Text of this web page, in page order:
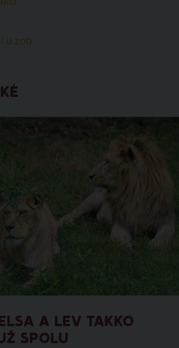
u zoo
A LEV TAKKO
SPOLU